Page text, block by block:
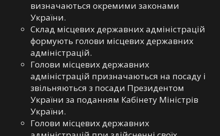
визначаються окремими законами
України.
Склад місцевих державних адміністрацій
формують голови місцевих державних
адміністрацій.
Голови місцевих державних
адміністрацій призначаються на посаду і
звільняються з посади Президентом
України за поданням Кабінету Міністрів
України.
Голови місцевих державних